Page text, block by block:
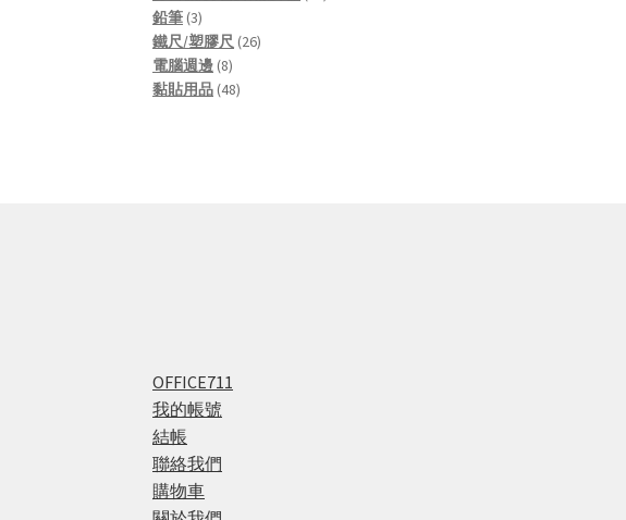
鉛筆 33
products
鐵尺/塑膠尺 2626
電腦週邊 88
products
黏貼用品 4848
OFFICE711
我的帳號
結帳
聯絡我們
購物車